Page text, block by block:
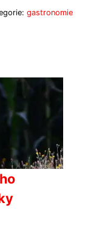
gastronomie